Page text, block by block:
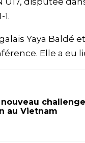
Yaya Baldé
Elle a eu
au Vietnam